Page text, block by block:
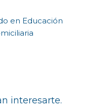
en Educación
interesarte.